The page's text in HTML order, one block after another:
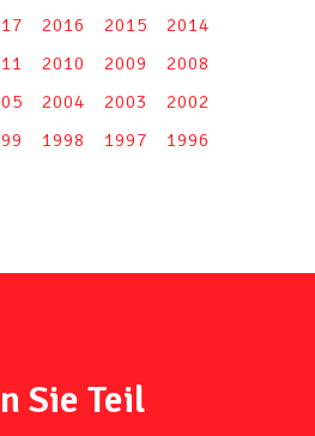
2016 2015
2014
2010 2009
2008
2004 2003
2002
1998 1997 1996
Sie Teil